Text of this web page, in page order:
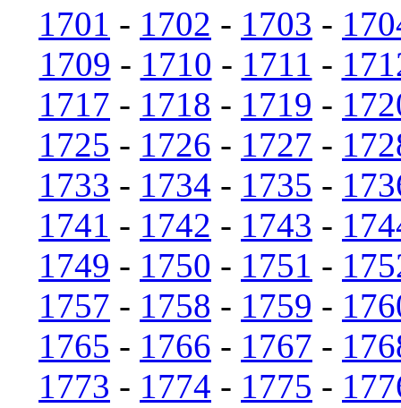
1701 - 1702 - 1703 -
1709 - 1710 - 1711 -
1717 - 1718 - 1719 -
1725 - 1726 - 1727 -
1733 - 1734 - 1735 -
1741 - 1742 - 1743 -
1749 - 1750 - 1751 -
1757 - 1758 - 1759 -
1765 - 1766 - 1767 -
1773 - 1774 - 1775 -